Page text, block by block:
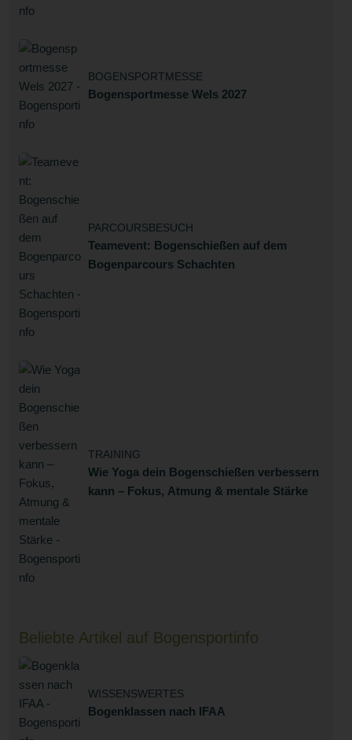
BOGENSPORTMESSE
Bogensportmesse Wels 2027
PARCOURSBESUCH
Teamevent: Bogenschießen auf dem
Bogenparcours Schachten
TRAINING
Wie Yoga dein Bogenschießen verbessern
kann – Fokus, Atmung & mentale Stärke
Beliebte Artikel auf Bogensportinfo
WISSENSWERTES
Bogenklassen nach IFAA